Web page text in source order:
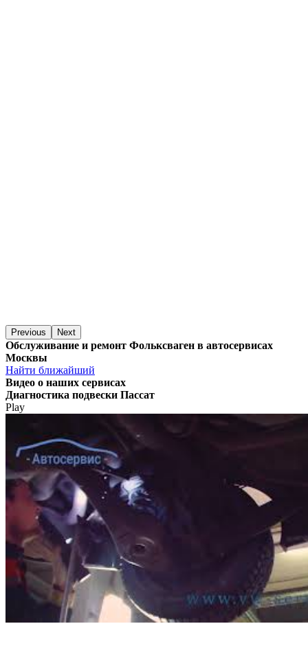
Previous Next
Обслуживание и ремонт Фольксваген в автосервисах
Москвы
Найти ближайший
Видео о наших сервисах
Диагностика подвески Пассат
Play